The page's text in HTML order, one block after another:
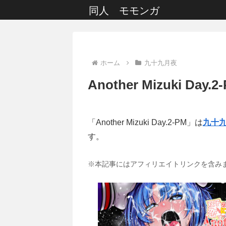
同人 モモンガ
ホーム 九十九月夜
Another Mizuki Day.2-
「Another Mizuki Day.2-PM」は九十
す。
※本記事にはアフィリエイトリンクを含み